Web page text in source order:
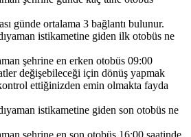
günde ortalama 3 bağlantı bulunur.
istikametine giden ilk otobüs ne
şehrine en erken otobüs 09:00
değişebileceği için dönüş yapmak
ettiğinizden emin olmakta fayda
istikametine giden son otobüs ne